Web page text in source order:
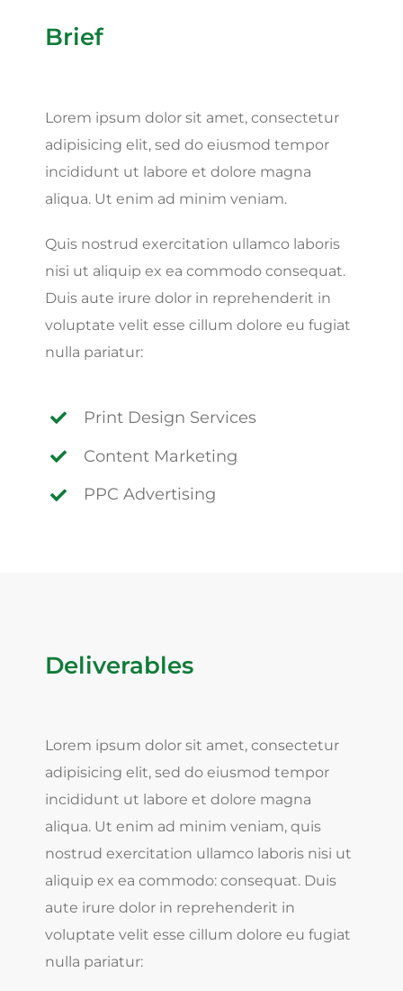
Brief
Lorem ipsum dolor sit amet, consectetur
adipisicing elit, sed do eiusmod tempor
incididunt ut labore et dolore magna
aliqua. Ut enim ad minim veniam.
Quis nostrud exercitation ullamco laboris
nisi ut aliquip ex ea commodo consequat.
Duis aute irure dolor in reprehenderit in
voluptate velit esse cillum dolore eu fugiat
nulla pariatur:
Print Design Services
Content Marketing
PPC Advertising
Deliverables
Lorem ipsum dolor sit amet, consectetur
adipisicing elit, sed do eiusmod tempor
incididunt ut labore et dolore magna
aliqua. Ut enim ad minim veniam, quis
nostrud exercitation ullamco laboris nisi ut
aliquip ex ea commodo: consequat. Duis
aute irure dolor in reprehenderit in
voluptate velit esse cillum dolore eu fugiat
nulla pariatur: